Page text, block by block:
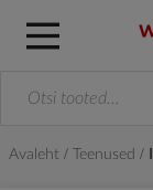
Avaleht Teenused